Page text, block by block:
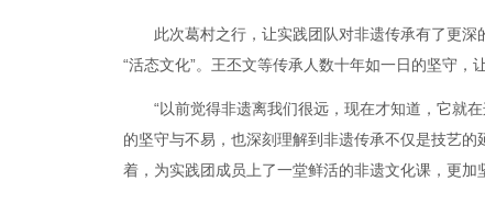
此次葛村之行，让实践团队对非遗传承有了更
“活态文化”。王丕文等传承人数十年如一日的坚守，
“以前觉得非遗离我们很远，现在才知道，它就
的坚守与不易，也深刻理解到非遗传承不仅是技艺
着，为实践团成员上了一堂鲜活的非遗文化课，更加